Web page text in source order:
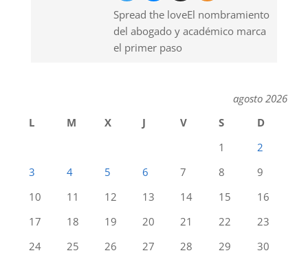
Spread the loveEl nombramiento
del abogado y académico marca
el primer paso
agosto 2026
L
M X J V S
D
1
2
3
4 5 6 7 8
9
10
11 12 13 14 15
16
17
18 19 20 21 22
23
24
25 26 27 28 29
30